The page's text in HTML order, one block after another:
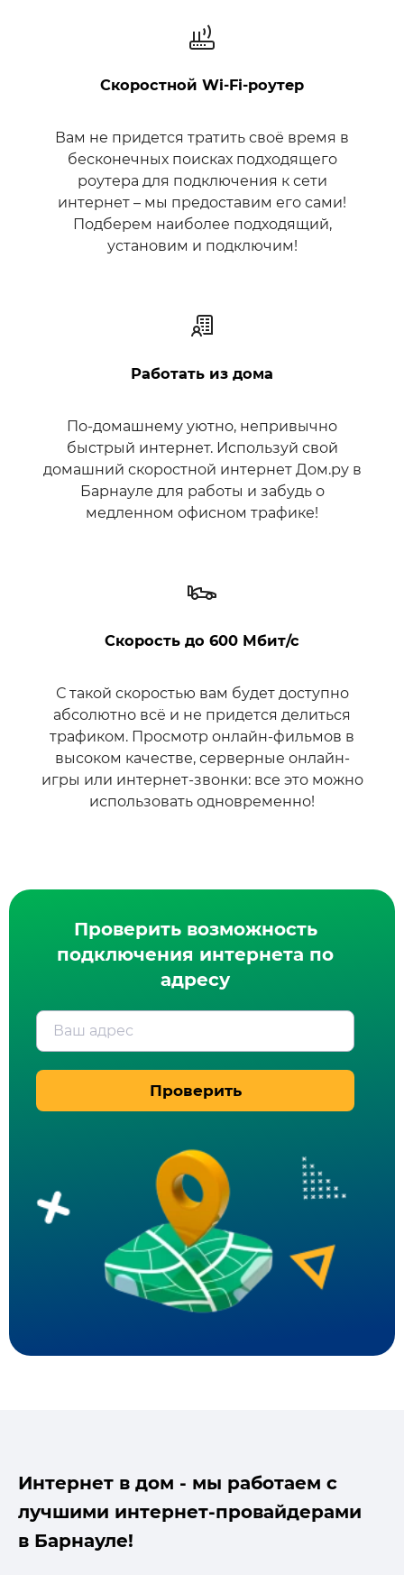
Скоростной Wi‑Fi‑роутер
Вам не придется тратить своё время в
бесконечных поисках подходящего
роутера для подключения к сети
интернет – мы предоставим его сами!
Подберем наиболее подходящий,
установим и подключим!
Работать из дома
По-домашнему уютно, непривычно
быстрый интернет. Используй свой
домашний скоростной интернет Дом.ру в
Барнауле для работы и забудь о
медленном офисном трафике!
Скорость до 600 Мбит/с
С такой скоростью вам будет доступно
абсолютно всё и не придется делиться
трафиком. Просмотр онлайн-фильмов в
высоком качестве, серверные онлайн-
игры или интернет-звонки: все это можно
использовать одновременно!
Проверить возможность
подключения интернета по
адресу
Ваш адрес
Проверить
Интернет в дом - мы работаем с
лучшими интернет-провайдерами
в Барнауле!